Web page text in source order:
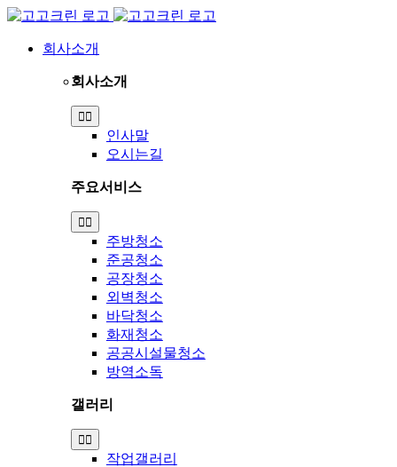
Skip
content회사소개
회사소개
Toggle
Navigation
인사말
오시는길
주요서비스
Toggle
Navigation
주방청소
준공청소
공장청소
외벽청소
바닥청소
화재청소
공공시설물청소
방역소독
갤러리
Toggle
Navigation
작업갤러리